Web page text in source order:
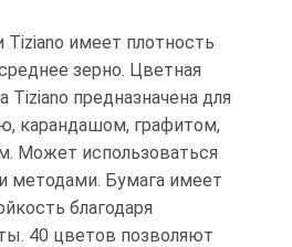
Tiziano имеет плотность
зерно. Цветная
Tiziano предназначена для
карандашом, графитом,
Может использоваться
методами. Бумага имеет
благодаря
40 цветов позволяют